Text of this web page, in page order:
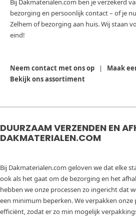
Bij Dakmaterialen.com ben je verzekerd
bezorging en persoonlijk contact – of je
Zelhem of bezorging aan huis. Wij staan
eind!
Neem contact met ons op | Maak
Bekijk ons assortiment
DUURZAAM VERZENDEN EN
DAKMATERIALEN.COM
Bij Dakmaterialen.com geloven we dat elke
ook als het gaat om de bezorging en het
hebben we onze processen zo ingericht dat
een minimum beperken. We verpakken
efficiënt, zodat er zo min mogelijk